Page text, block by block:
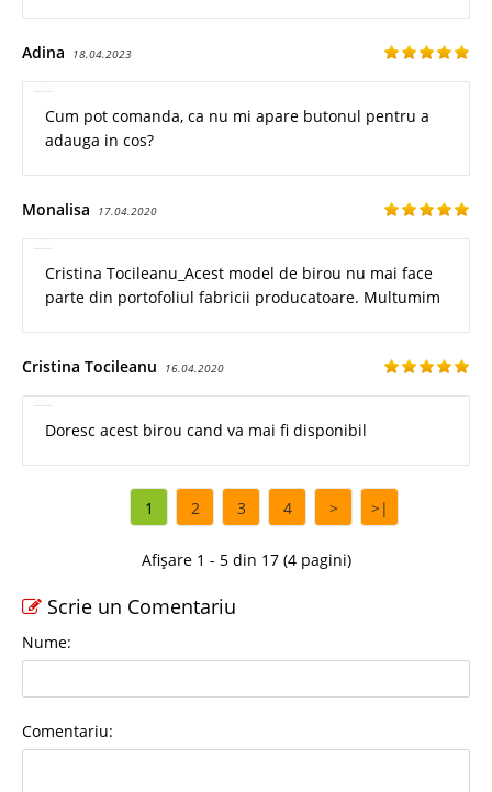
Adina 18.04.2023
Cum pot comanda, ca nu mi apare butonul pentru a
adauga in cos?
Monalisa 17.04.2020
Cristina Tocileanu_Acest model de birou nu mai face
parte din portofoliul fabricii producatoare. Multumim
Cristina Tocileanu 16.04.2020
Doresc acest birou cand va mai fi disponibil
1 2 3 4 > >|
Afișare 1 - 5 din 17 (4 pagini)
Scrie un Comentariu
Nume:
Comentariu: